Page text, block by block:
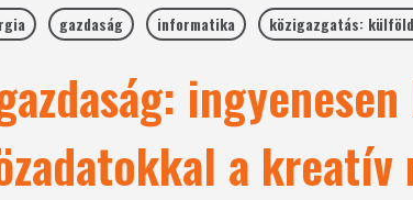
gazdaság informatika közigazgatás:
a